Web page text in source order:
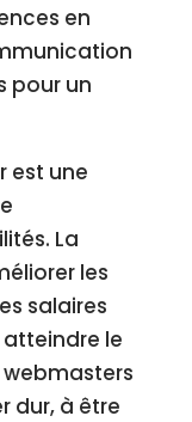
en
pour un
est une
La
les
salaires
le
dur, à être